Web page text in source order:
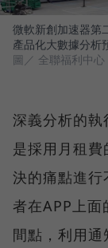
微軟新創加速器第
產品化大數據分析
圖／ 全聯福利中心
深義分析的
是採用月租
決的痛點進
者在APP上面
間點，利用通